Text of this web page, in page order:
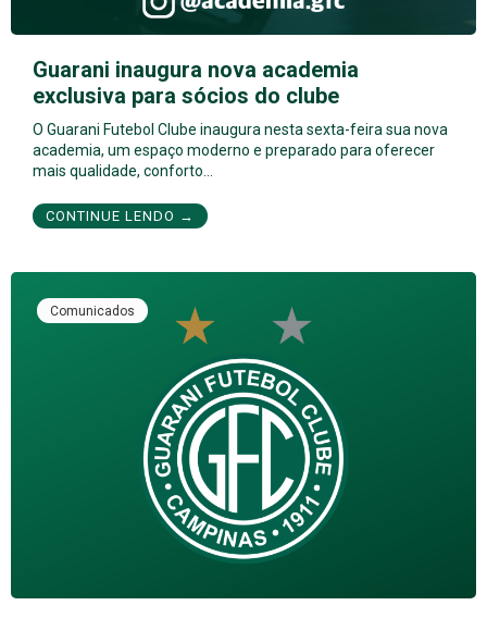
Guarani inaugura nova academia
exclusiva para sócios do clube
O Guarani Futebol Clube inaugura nesta sexta-feira sua nova
academia, um espaço moderno e preparado para oferecer
mais qualidade, conforto…
CONTINUE LENDO →
Comunicados